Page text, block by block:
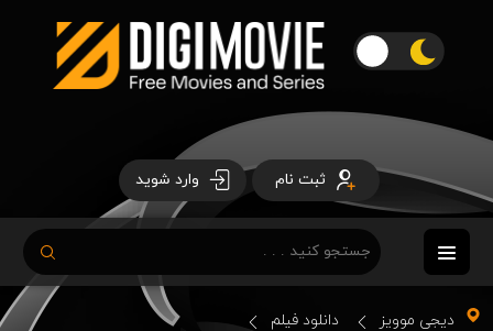
ثبت نام وارد شوید
دیجی موویز
دانلود فیلم